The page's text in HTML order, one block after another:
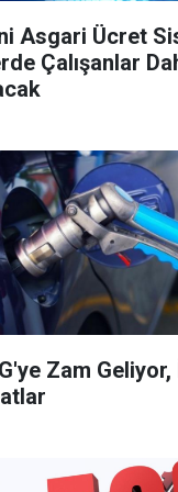
Asgari Ücret
Çalışanlar
Zam Geliyor,